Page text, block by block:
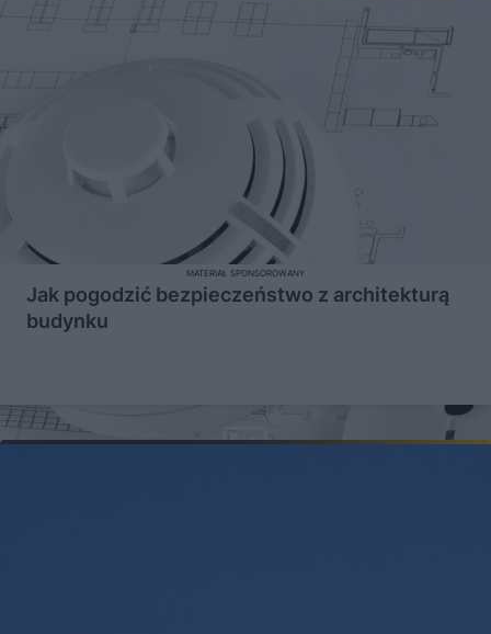
Jak pogodzić bezpieczeństwo z architekturą
budynku
MATERIAŁ SPONSOROWANY